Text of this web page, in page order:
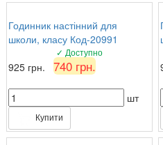
Годинник настінний для
школи, класу Код-20991
✓ Доступно
925 грн. 740 грн.
шт
Купити